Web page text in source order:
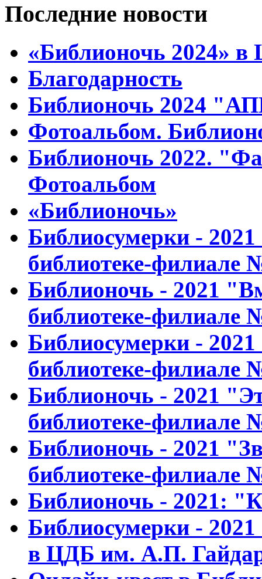
Последние новости
«Библионочь 2024»
Благодарность
Библионочь 2024
Фотоальбом.
Библионочь 2022.
Фотоальбом
«Библионочь»
Библиосумерки -
библиотеке-филиале
Библионочь - 2021
библиотеке-филиале
Библиосумерки -
библиотеке-филиале
Библионочь - 2021
библиотеке-филиале
Библионочь - 2021
библиотеке-филиале
Библионочь - 2021:
Библиосумерки -
в ЦДБ им. А.П.